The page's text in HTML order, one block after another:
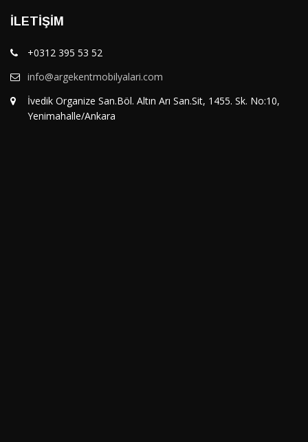
İLETIŞIM
+0312 395 53 52
info@argekentmobilyalari.com
İvedik Organize San.Böl. Altın Arı San.Sit, 1455. Sk. No:10,
Yenimahalle/Ankara